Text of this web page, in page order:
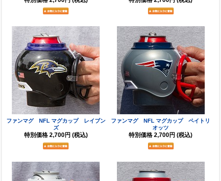
ファンマグ NFL マグカップ レイブン
ズ
特別価格 2,700円 (税込)
ファンマグ NFL マグカップ ペイトリ
オッツ
特別価格 2,700円 (税込)